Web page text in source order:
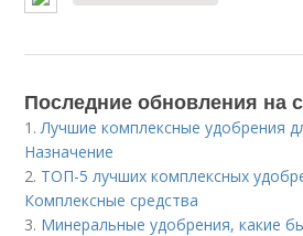
Последние обновления на
1.Лучшие комплексные удобрения
Назначение
2. ТОП-5 лучших комплексных
Комплексные средства
3. Минеральные удобрения, какие